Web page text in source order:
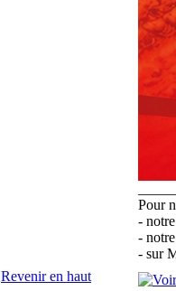
Pour
-
-
- sur
Revenir en haut